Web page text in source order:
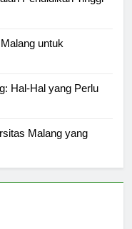
Pendidikan Tinggi
untuk
Hal-Hal yang Perlu
Malang yang